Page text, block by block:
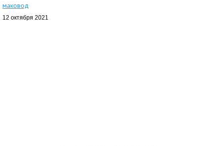
маковод
12 октября 2021